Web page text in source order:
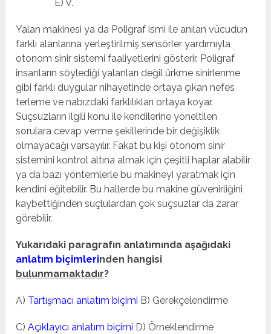
E) V.
Yalan makinesi ya da Poligraf ismi ile anılan vücudun
farklı alanlarına yerleştirilmiş sensörler yardımıyla
otonom sinir sistemi faaliyetlerini gösterir. Poligraf
insanların söylediği yalanları değil ürkme sinirlenme
gibi farklı duygular nihayetinde ortaya çıkan nefes
terleme ve nabızdaki farklılıkları ortaya koyar.
Suçsuzların ilgili konu ile kendilerine yöneltilen
sorulara cevap verme şekillerinde bir değişiklik
olmayacağı varsayılır. Fakat bu kişi otonom sinir
sistemini kontrol altına almak için çeşitli haplar alabilir
ya da bazı yöntemlerle bu makineyi yaratmak için
kendini eğitebilir. Bu hallerde bu makine güvenirliğini
kaybettiğinden suçlulardan çok suçsuzlar da zarar
görebilir.
Yukarıdaki paragrafın anlatımında aşağıdaki
anlatım biçimlerinden hangisi
bulunmamaktadır?
A) Tartışmacı anlatım biçimi B) Gerekçelendirme
C)Açıklayıcı anlatım biçimi D) Örneklendirme